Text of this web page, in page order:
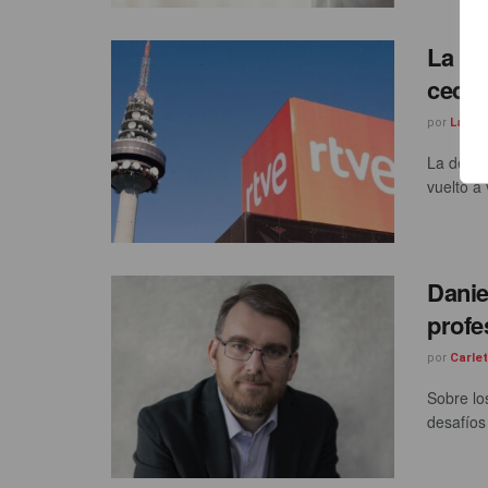
La 1
por Laura
La
vuelto a
por
Sobre